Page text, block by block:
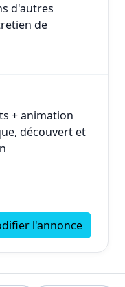
d'autres
de
+ animation
découvert et
l'annonce